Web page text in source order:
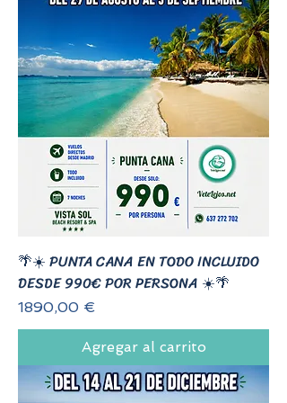
🌴☀️ PUNTA CANA EN TODO INCLUIDO
DESDE 990€ POR PERSONA ☀️🌴
Precio
1890,00 €
Agregar al carrito